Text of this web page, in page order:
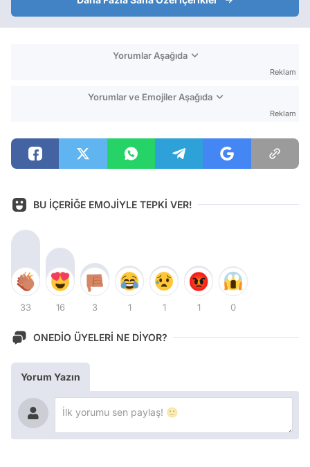
Yorumlar Aşağıda
Reklam
Yorumlar ve Emojiler Aşağıda
Reklam
BU İÇERİĞE EMOJİYLE TEPKİ VER!
33 16 3 1 1 1 0
ONEDİO ÜYELERİ NE DİYOR?
Yorum Yazın